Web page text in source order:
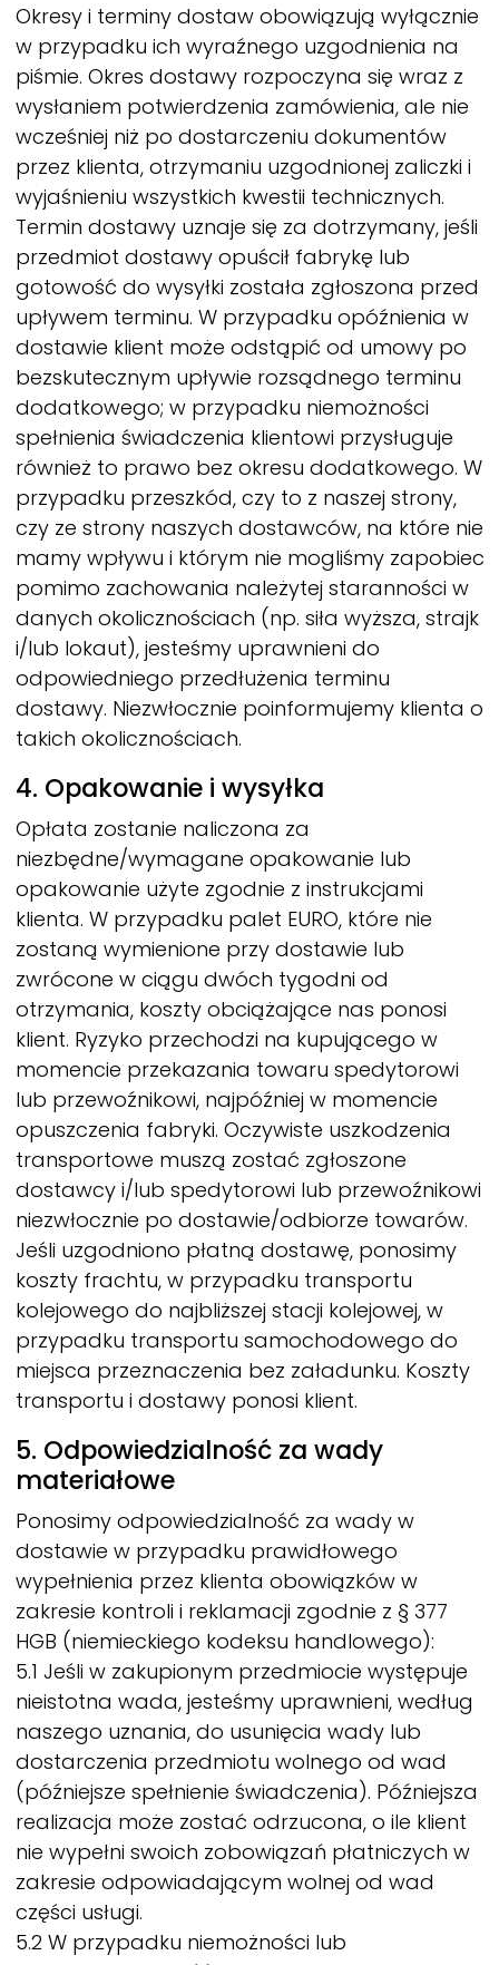
Okresy i terminy dostaw obowiązują wyłącznie
w przypadku ich wyraźnego uzgodnienia na
piśmie. Okres dostawy rozpoczyna się wraz z
wysłaniem potwierdzenia zamówienia, ale nie
wcześniej niż po dostarczeniu dokumentów
przez klienta, otrzymaniu uzgodnionej zaliczki i
wyjaśnieniu wszystkich kwestii technicznych.
Termin dostawy uznaje się za dotrzymany, jeśli
przedmiot dostawy opuścił fabrykę lub
gotowość do wysyłki została zgłoszona przed
upływem terminu. W przypadku opóźnienia w
dostawie klient może odstąpić od umowy po
bezskutecznym upływie rozsądnego terminu
dodatkowego; w przypadku niemożności
spełnienia świadczenia klientowi przysługuje
również to prawo bez okresu dodatkowego. W
przypadku przeszkód, czy to z naszej strony,
czy ze strony naszych dostawców, na które nie
mamy wpływu i którym nie mogliśmy zapobiec
pomimo zachowania należytej staranności w
danych okolicznościach (np. siła wyższa, strajk
i/lub lokaut), jesteśmy uprawnieni do
odpowiedniego przedłużenia terminu
dostawy. Niezwłocznie poinformujemy klienta o
takich okolicznościach.
4. Opakowanie i wysyłka
Opłata zostanie naliczona za
niezbędne/wymagane opakowanie lub
opakowanie użyte zgodnie z instrukcjami
klienta. W przypadku palet EURO, które nie
zostaną wymienione przy dostawie lub
zwrócone w ciągu dwóch tygodni od
otrzymania, koszty obciążające nas ponosi
klient. Ryzyko przechodzi na kupującego w
momencie przekazania towaru spedytorowi
lub przewoźnikowi, najpóźniej w momencie
opuszczenia fabryki. Oczywiste uszkodzenia
transportowe muszą zostać zgłoszone
dostawcy i/lub spedytorowi lub przewoźnikowi
niezwłocznie po dostawie/odbiorze towarów.
Jeśli uzgodniono płatną dostawę, ponosimy
koszty frachtu, w przypadku transportu
kolejowego do najbliższej stacji kolejowej, w
przypadku transportu samochodowego do
miejsca przeznaczenia bez załadunku. Koszty
transportu i dostawy ponosi klient.
5. Odpowiedzialność za wady
materiałowe
Ponosimy odpowiedzialność za wady w
dostawie w przypadku prawidłowego
wypełnienia przez klienta obowiązków w
zakresie kontroli i reklamacji zgodnie z § 377
HGB (niemieckiego kodeksu handlowego):
5.1 Jeśli w zakupionym przedmiocie występuje
nieistotna wada, jesteśmy uprawnieni, według
naszego uznania, do usunięcia wady lub
dostarczenia przedmiotu wolnego od wad
(późniejsze spełnienie świadczenia). Późniejsza
realizacja może zostać odrzucona, o ile klient
nie wypełni swoich zobowiązań płatniczych w
zakresie odpowiadającym wolnej od wad
części usługi.
5.2 W przypadku niemożności lub